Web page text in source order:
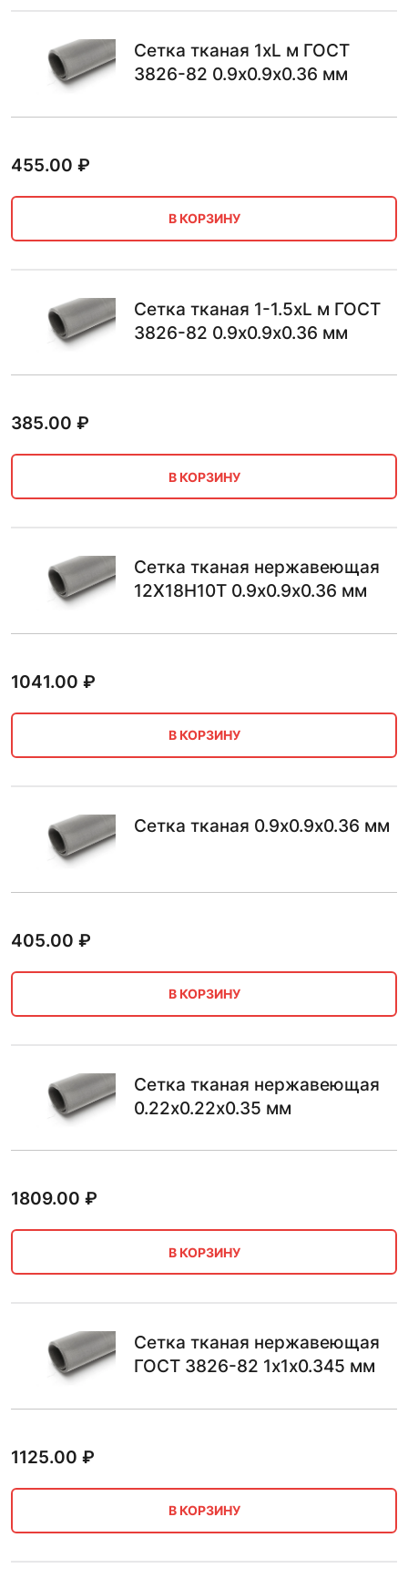
Сетка тканая 1хL м ГОСТ
3826-82 0.9х0.9х0.36 мм
455.00 ₽
В КОРЗИНУ
Сетка тканая 1-1.5хL м ГОСТ
3826-82 0.9х0.9х0.36 мм
385.00 ₽
В КОРЗИНУ
Сетка тканая нержавеющая
12Х18Н10Т 0.9х0.9х0.36 мм
1041.00 ₽
В КОРЗИНУ
Сетка тканая 0.9х0.9х0.36 мм
405.00 ₽
В КОРЗИНУ
Сетка тканая нержавеющая
0.22х0.22х0.35 мм
1809.00 ₽
В КОРЗИНУ
Сетка тканая нержавеющая
ГОСТ 3826-82 1х1х0.345 мм
1125.00 ₽
В КОРЗИНУ